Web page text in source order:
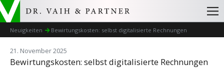
Neuigkeiten Bewirtungskosten: selbst digitalisierte Rechnungen
21. November 2025
Bewirtungskosten: selbst digitalisierte Rechnungen